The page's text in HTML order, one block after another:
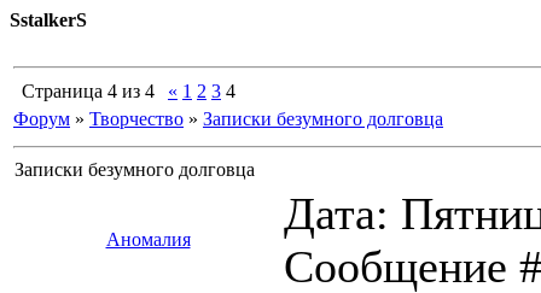
SstalkerS
Страница 4 из 4 « 1 2 3 4
Форум » Творчество » Записки безумного долговца
Записки безумного долговца
Аномалия
Дата:
Сообщение